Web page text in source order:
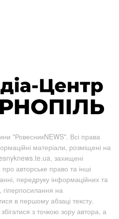
"РовесникNEWS". Всі права
матеріали, розміщені на
захищені
авторське право та інші
передруку інформаційних та
гіперпосилання на
в першому абзаці тексту.
з точкою зору автора, а